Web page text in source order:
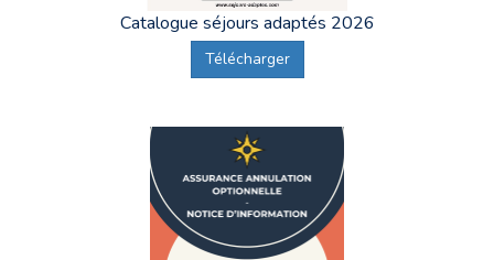
d'encadrement reste en contact avec les familles, foyers
et tutelles des vacanciers tout au long du séjour. Confier
sa semaine de vacances à Supernova, c'est la garantie de
partir l'esprit tranquille.
voyage dans nos guides :
Nos conseils pour préparer les vacances d'une personne
Notre guide spa et bien-être pour personnes en situation de
Nos recommandations pour le suivi médical d'une personne
handicapée pendant les vacances
Catalogue séjours adaptés 2026
Télécharger